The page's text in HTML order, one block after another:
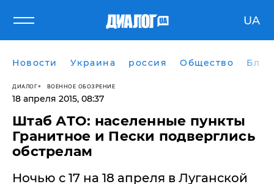
UA
Новости Украина россия Общество
ДИАЛОГ ВОЕННОЕ ОБОЗРЕНИЕ
18 апреля 2015, 08:37
Штаб АТО: населенные пункты
Гранитное и Пески подверглись
обстрелам
Ночью с 17 на 18 апреля в Луганской